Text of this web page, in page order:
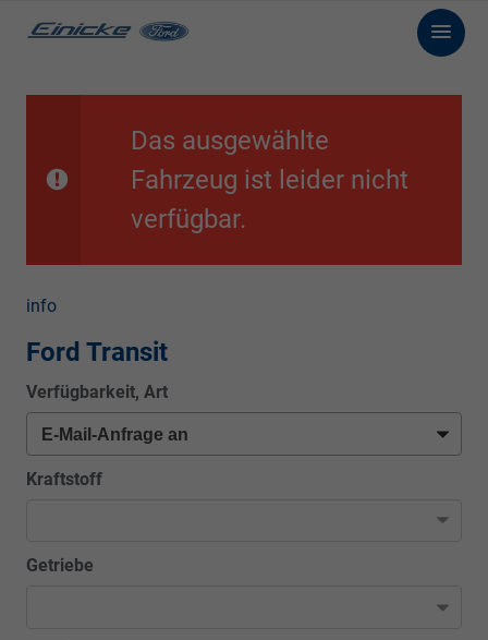
Das ausgewählte
Fahrzeug ist leider nicht
verfügbar.
info
Ford Transit
Verfügbarkeit, Art
Kraftstoff
Getriebe